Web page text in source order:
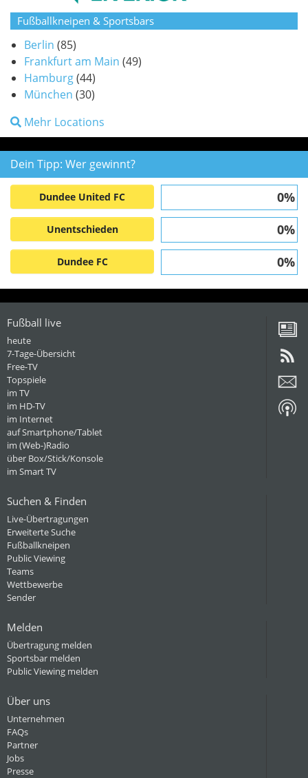
Fußballkneipen & Sportsbars
Berlin (85)
Frankfurt am Main (49)
Hamburg(44)
München (30)
Mehr Locations
Dein Tipp: Wer gewinnt?
Dundee United FC 0%
Unentschieden 0%
Dundee FC 0%
Fußball live
heute
7-Tage-Übersicht
Free-TV
Topspiele
im TV
im HD-TV
im Internet
auf Smartphone/Tablet
im (Web-)Radio
über Box/Stick/Konsole
im Smart TV
Suchen & Finden
Live-Übertragungen
Erweiterte Suche
Fußballkneipen
Public Viewing
Teams
Wettbewerbe
Sender
Melden
Übertragung melden
Sportsbar melden
Public Viewing melden
Über uns
Unternehmen
FAQs
Partner
Jobs
Presse